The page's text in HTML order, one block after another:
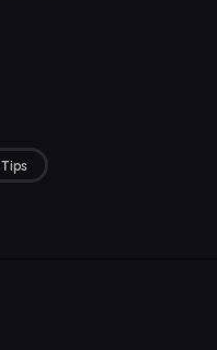
Tips